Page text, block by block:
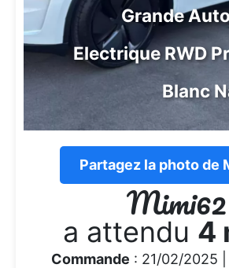
Grande
Electrique RWD
Blanc
Partagez la photo de
Mimi62
a attendu 4
Commande : 21/02/2025 |